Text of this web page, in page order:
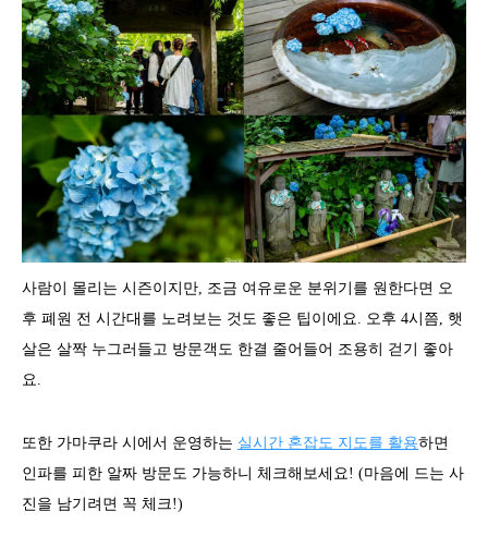
사람이 몰리는 시즌이지만, 조금 여유로운 분위기를 원한다면 오
후 폐원 전 시간대를 노려보는 것도 좋은 팁이에요. 오후 4시쯤, 햇
살은 살짝 누그러들고 방문객도 한결 줄어들어 조용히 걷기 좋아
요.
또한 가마쿠라 시에서 운영하는 실시간 혼잡도 지도를 활용하면
인파를 피한 알짜 방문도 가능하니 체크해보세요! (마음에 드는 사
진을 남기려면 꼭 체크!)